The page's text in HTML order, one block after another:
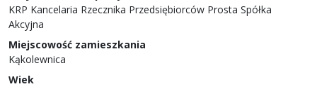
KRP Kancelaria Rzecznika Przedsiębiorców Prosta Spółka
Akcyjna
Miejscowość zamieszkania
Kąkolewnica
Wiek